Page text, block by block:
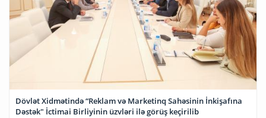
Dövlət Xidmətində “Reklam və Marketinq Sahəsinin İnkişafına
Dəstək" İctimai Birliyinin üzvləri ilə görüş keçirilib